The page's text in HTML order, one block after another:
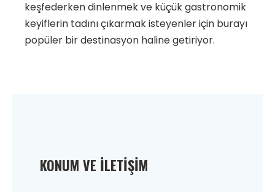
keşfederken dinlenmek ve küçük gastronomik
keyiflerin tadını çıkarmak isteyenler için burayı
popüler bir destinasyon haline getiriyor.
KONUM VE İLETIŞIM